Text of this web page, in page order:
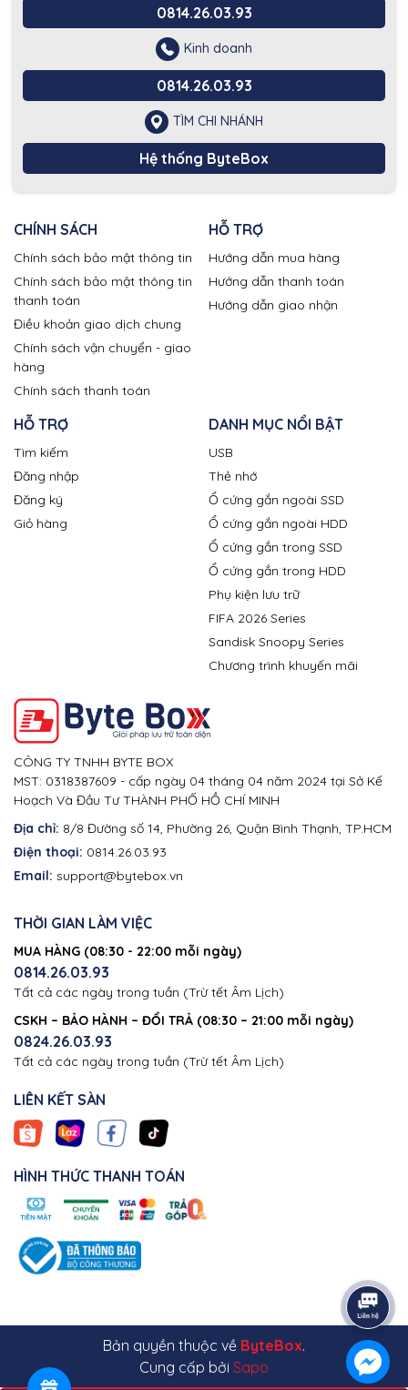
0814.26.03.93
Kinh doanh
0814.26.03.93
TÌM CHI NHÁNH
Hệ thống ByteBox
CHÍNH SÁCH
Chính sách bảo mật thông tin
Chính sách bảo mật thông tin
thanh toán
Điều khoản giao dịch chung
Chính sách vận chuyển - giao
hàng
Chính sách thanh toán
HỖ TRỢ
Hướng dẫn mua hàng
Hướng dẫn thanh toán
Hướng dẫn giao nhận
HỖ TRỢ
Tìm kiếm
Đăng nhập
Đăng ký
Giỏ hàng
DANH MỤC NỔI BẬT
USB
Thẻ nhớ
Ổ cứng gắn ngoài SSD
Ổ cứng gắn ngoài HDD
Ổ cứng gắn trong SSD
Ổ cứng gắn trong HDD
Phụ kiện lưu trữ
FIFA 2026 Series
Sandisk Snoopy Series
Chương trình khuyến mãi
CÔNG TY TNHH BYTE BOX
MST: 0318387609 - cấp ngày 04 tháng 04 năm 2024 tại Sở Kế
Hoạch Và Đầu Tư THÀNH PHỐ HỒ CHÍ MINH
Địa chỉ: 8/8 Đường số 14, Phường 26, Quận Bình Thạnh, TP.HCM
Điện thoại: 0814.26.03.93
Email: support@bytebox.vn
THỜI GIAN LÀM VIỆC
MUA HÀNG (08:30 - 22:00 mỗi ngày)
0814.26.03.93
Tất cả các ngày trong tuần (Trừ tết Âm Lịch)
CSKH – BẢO HÀNH – ĐỔI TRẢ (08:30 – 21:00 mỗi ngày)
0824.26.03.93
Tất cả các ngày trong tuần (Trừ tết Âm Lịch)
LIÊN KẾT SÀN
HÌNH THỨC THANH TOÁN
Bản quyền thuộc về ByteBox.
Cung cấp bởi Sapo